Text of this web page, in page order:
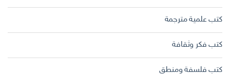
كتب علمية مترجمة
كتب فكر وثقافة
كتب فلسفة ومنطق